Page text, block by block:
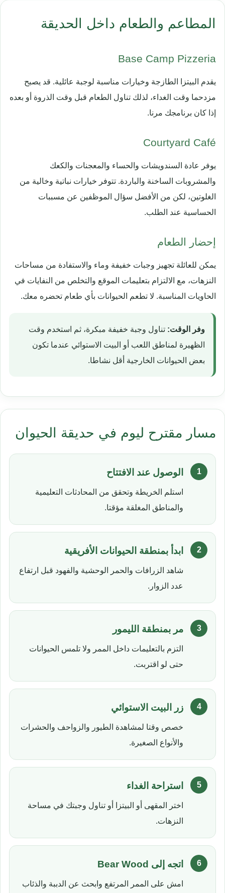
المطاعم والطعام داخل الحديقة
Base Camp Pizzeria
يقدم البيتزا الطازجة وخيارات مناسبة لوجبة عائلية. قد يصبح
مزدحما وقت الغداء، لذلك تناول الطعام قبل وقت الذروة أو بعده
إذا كان برنامجك مرنا.
Courtyard Café
يوفر عادة السندويشات والحساء والمعجنات والكعك
والمشروبات الساخنة والباردة. تتوفر خيارات نباتية وخالية من
الغلوتين، لكن من الأفضل سؤال الموظفين عن مسببات
الحساسية عند الطلب.
إحضار الطعام
يمكن للعائلة تجهيز وجبات خفيفة وماء والاستفادة من مساحات
النزهات، مع الالتزام بتعليمات الموقع والتخلص من النفايات في
الحاويات المناسبة. لا تطعم الحيوانات بأي طعام تحضره معك.
وفر الوقت: تناول وجبة خفيفة مبكرة، ثم استخدم وقت
الظهيرة لمناطق اللعب أو البيت الاستوائي عندما تكون
بعض الحيوانات الخارجية أقل نشاطا.
مسار مقترح ليوم في حديقة الحيوان
الوصول عند الافتتاح
استلم الخريطة وتحقق من المحادثات التعليمية
والمناطق المغلقة مؤقتا.
ابدأ بمنطقة الحيوانات الأفريقية
شاهد الزرافات والحمر الوحشية والفهود قبل ارتفاع
عدد الزوار.
مر بمنطقة الليمور
التزم بالتعليمات داخل الممر ولا تلمس الحيوانات
حتى لو اقتربت.
زر البيت الاستوائي
خصص وقتا لمشاهدة الطيور والزواحف والحشرات
والأنواع الصغيرة.
استراحة الغداء
اختر المقهى أو البيتزا أو تناول وجبتك في مساحة
النزهات.
اتجه إلى Bear Wood
امش على الممر المرتفع وابحث عن الدببة والذئاب